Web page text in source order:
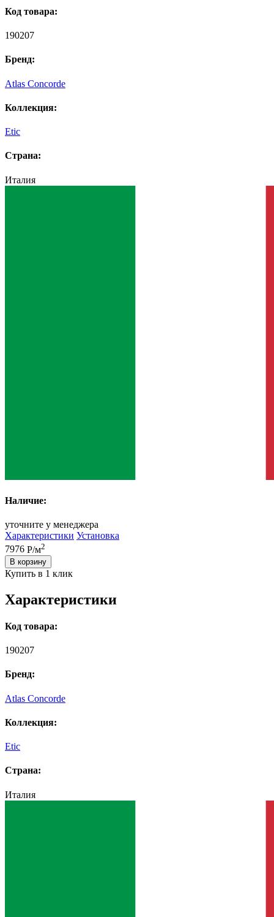
Код товара:
190207
Бренд:
Atlas Concorde
Коллекция:
Etic
Страна:
Италия
Наличие:
уточните у менеджера
Характеристики Установка
7976 Р/м2
В корзину
Купить в 1 клик
Характеристики
Код товара:
190207
Бренд:
Atlas Concorde
Коллекция:
Etic
Страна:
Италия